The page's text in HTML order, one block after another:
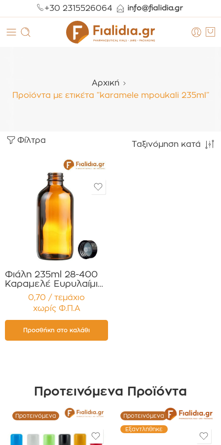
+30 2315526064
Αρχική
Προϊόντα με ετικέτα “karamele mpoukali 235ml”
Φίλτρα Ταξινόμηση κατά
Φιάλη 235ml 28-400
Καραμελέ Ευρυλαίμια
για Έλαια, Βάμματα
Αρώματα Συσκευασία
12 τεμαχίων
0,70 / τεμάχιο
χωρίς Φ.Π.Α
Προσθήκη στο καλάθι
Προτεινόμενα Προϊόντα
Προτεινόμενα Προτεινόμενα
Εξαντλήθηκε